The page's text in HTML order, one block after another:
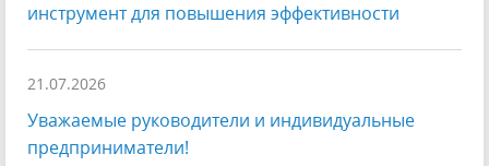
инструмент для повышения эффективности
21.07.2026
Уважаемые руководители и индивидуальные
предприниматели!